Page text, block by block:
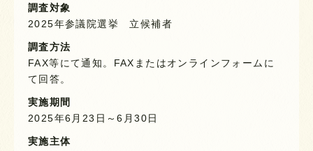
調査対象
2025年参議院選挙 立候補者
調査方法
FAX等にて通知。FAXまたはオンラインフォームに
て回答。
実施期間
2025年6月23日～6月30日
実施主体